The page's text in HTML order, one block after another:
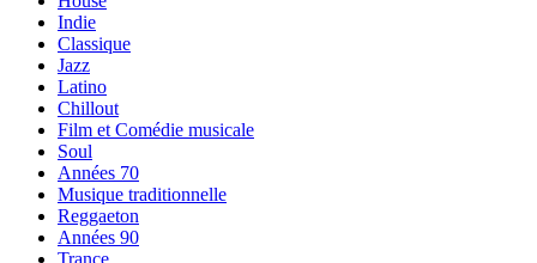
Indie
Classique
Jazz
Latino
Chillout
Film et Comédie musicale
Soul
Années 70
Musique traditionnelle
Reggaeton
Années 90